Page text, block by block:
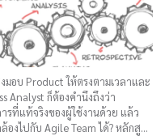
อบ Product ให้ตรงตามเวลาและ
Analyst ก็ต้องคำนึงถึงว่า
รที่แท้จริงของผู้ใช้งานด้วย แล้ว
งไปกับ Agile Team ได้? หลักสูตร